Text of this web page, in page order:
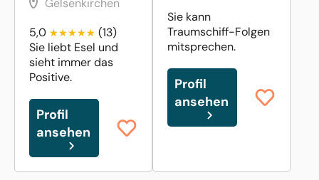
5,0
(13)
Sie liebt Esel und
sieht immer das
Positive.
Profil
ansehen
Sie kann
Traumschiff-Folgen
mitsprechen.
Profil
ansehen